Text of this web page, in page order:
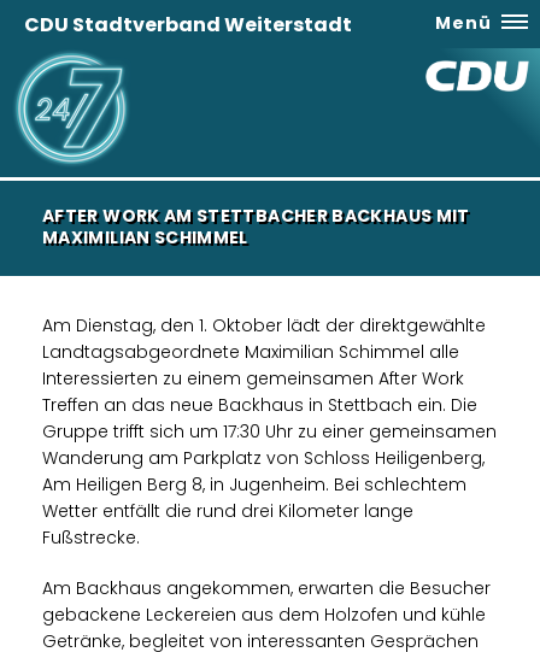
CDU Stadtverband Weiterstadt Menü
AFTER WORK AM STETTBACHER BACKHAUS MIT
MAXIMILIAN SCHIMMEL
Am Dienstag, den 1. Oktober lädt der direktgewählte
Landtagsabgeordnete Maximilian Schimmel alle
Interessierten zu einem gemeinsamen After Work
Treffen an das neue Backhaus in Stettbach ein. Die
Gruppe trifft sich um 17:30 Uhr zu einer gemeinsamen
Wanderung am Parkplatz von Schloss Heiligenberg,
Am Heiligen Berg 8, in Jugenheim. Bei schlechtem
Wetter entfällt die rund drei Kilometer lange
Fußstrecke.
Am Backhaus angekommen, erwarten die Besucher
gebackene Leckereien aus dem Holzofen und kühle
Getränke, begleitet von interessanten Gesprächen